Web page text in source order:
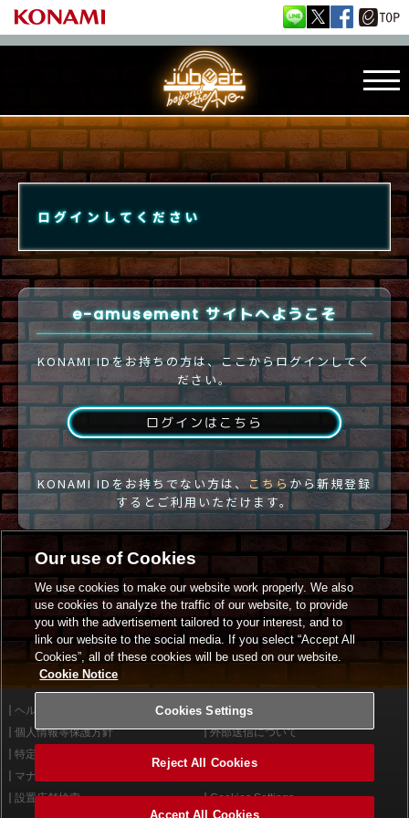
ログインしてください
e-amusement サイトへようこそ
KONAMI IDをお持ちの方は、ここからログインしてく
ださい。
ログインはこちら
KONAMI IDをお持ちでない方は、 こちらから新規登録
するとご利用いただけます。
ヘルプ
利用規約
個人情報等保護方針
外部送信について
特定商取引法に基づく表示
マナー＆ルール
設置店舗検索
Cookies Settings
Our use of Cookies
We use cookies to make our website work properly. We also
use cookies to analyze the traffic of our website, to provide
you with the advertisement tailored to your interest, and to
link our website to the social media. If you select “Accept All
Cookies”, all of these cookies will be used on our website.
Cookie Notice
Cookies Settings
Reject All Cookies
Accept All Cookies